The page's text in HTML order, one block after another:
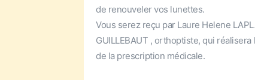
de renouveler vos lunettes.
Vous serez reçu par Laure Helene
GUILLEBAUT , orthoptiste, qui
de la prescription médicale.